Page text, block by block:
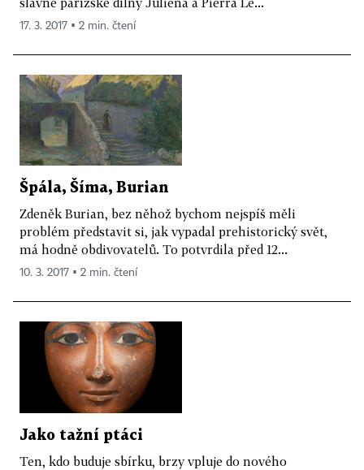
17. 3. 2017 ▪ 2 min. čtení
Špála, Šíma, Burian
Zdeněk Burian, bez něhož bychom nejspíš měli
problém představit si, jak vypadal prehistorický svět,
má hodně obdivovatelů. To potvrdila před 12...
10. 3. 2017 ▪ 2 min. čtení
Jako tažní ptáci
Ten, kdo buduje sbírku, brzy vpluje do nového